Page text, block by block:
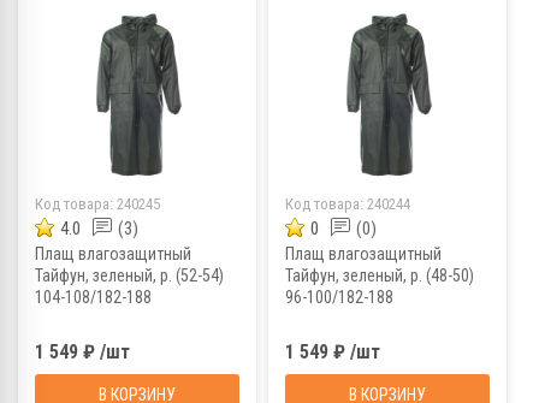
Код товара: 240245
4.0 (3)
Плащ влагозащитный
Тайфун, зеленый, р. (52-54)
104-108/182-188
1 549 ₽ /шт
В КОРЗИНУ
Код товара: 240244
0 (0)
Плащ влагозащитный
Тайфун, зеленый, р. (48-50)
96-100/182-188
1 549 ₽ /шт
В КОРЗИНУ